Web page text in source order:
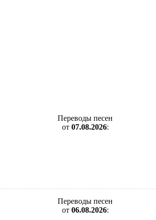
Переводы песен
от 07.08.2026:
Переводы песен
от 06.08.2026: